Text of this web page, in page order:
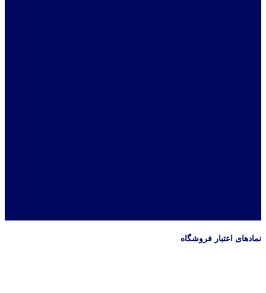
نمادهای اعتبار فروشگاه